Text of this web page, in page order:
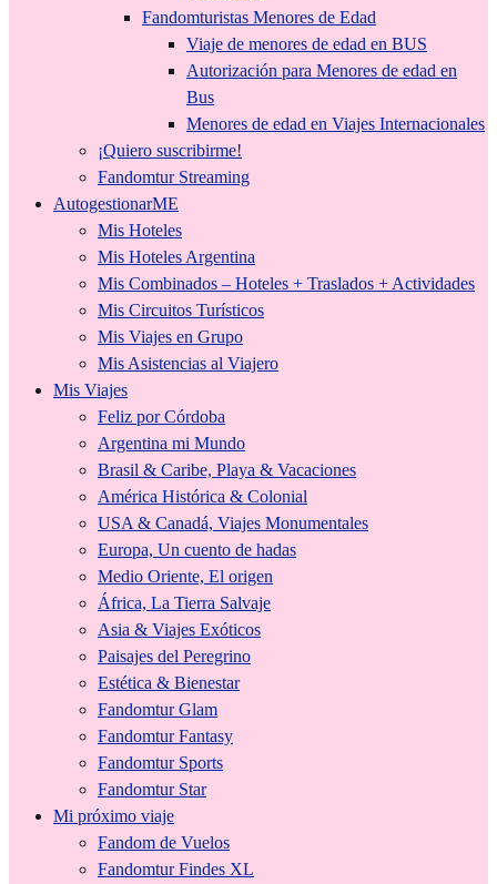
Fandomturistas Menores de Edad
Viaje de menores de edad en BUS
Autorización para Menores de edad en
Bus
Menores de edad en Viajes Internacionales
¡Quiero suscribirme!
Fandomtur Streaming
AutogestionarME
Mis Hoteles
Mis Hoteles Argentina
Mis Combinados – Hoteles + Traslados + Actividades
Mis Circuitos Turísticos
Mis Viajes en Grupo
Mis Asistencias al Viajero
Mis Viajes
Feliz por Córdoba
Argentina mi Mundo
Brasil & Caribe, Playa & Vacaciones
América Histórica & Colonial
USA & Canadá, Viajes Monumentales
Europa, Un cuento de hadas
Medio Oriente, El origen
África, La Tierra Salvaje
Asia & Viajes Exóticos
Paisajes del Peregrino
Estética & Bienestar
Fandomtur Glam
Fandomtur Fantasy
Fandomtur Sports
Fandomtur Star
Mi próximo viaje
Fandom de Vuelos
Fandomtur Findes XL